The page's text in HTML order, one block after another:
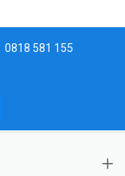
0818 581 155